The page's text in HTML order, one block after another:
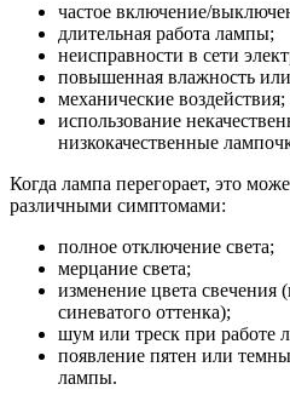
частое включение/
длительная работа лампы;
неисправности в сети
повышенная влажность
механические воздействия;
использование
низкокачественные
Когда лампа перегорает, это
различными симптомами:
полное отключение света;
мерцание света;
изменение цвета свечения
синеватого оттенка);
шум или треск при работе
появление пятен или
лампы.